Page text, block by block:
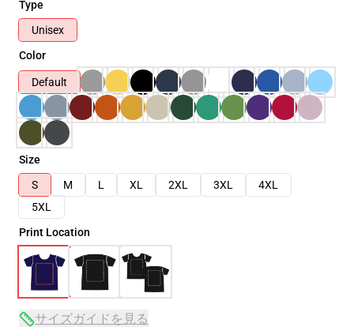
Type
Unisex
Color
Default
Size
S
M L XL 2XL 3XL
4XL
5XL
Print Location
サイズガイドを見る